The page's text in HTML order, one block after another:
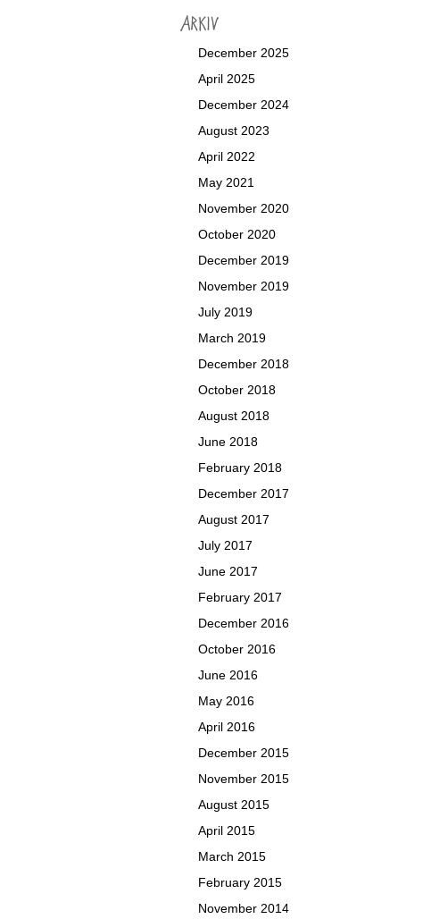
December 2025
April 2025
December 2024
August 2023
April 2022
May 2021
November 2020
October 2020
December 2019
November 2019
July 2019
March 2019
December 2018
October 2018
August 2018
June 2018
February 2018
December 2017
August 2017
July 2017
June 2017
February 2017
December 2016
October 2016
June 2016
May 2016
April 2016
December 2015
November 2015
August 2015
April 2015
March 2015
February 2015
November 2014